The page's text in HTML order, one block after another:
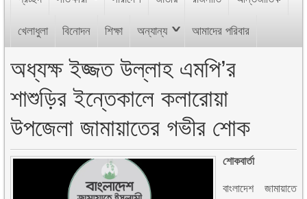
খেলাধুলা বিনোদন শিক্ষা অন্যান্য আমাদের পরিবার
অধ্যক্ষ ইজ্জত উল্লাহ এমপি’র
শাশুড়ির ইন্তেকালে কলারোয়া
উপজেলা জামায়াতের গভীর শোক
শোকবার্তা
বাংলাদেশ জামায়াতে